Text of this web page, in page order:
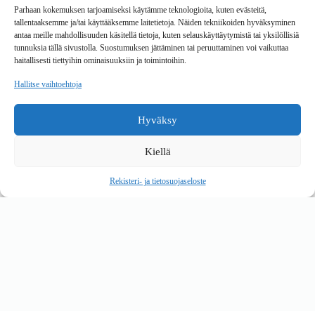
Parhaan kokemuksen tarjoamiseksi käytämme teknologioita, kuten evästeitä,
tallentaaksemme ja/tai käyttääksemme laitetietoja. Näiden tekniikoiden hyväksyminen
antaa meille mahdollisuuden käsitellä tietoja, kuten selauskäyttäytymistä tai yksilöllisiä
tunnuksia tällä sivustolla. Suostumuksen jättäminen tai peruuttaminen voi vaikuttaa
haitallisesti tiettyihin ominaisuuksiin ja toimintoihin.
Hallitse vaihtoehtoja
Hyväksy
Kiellä
Rekisteri- ja tietosuojaseloste
Toimitustavat
Maksutavat
Vaihto ja palautus
Reklamaatiot
Copyright © 2026 Kalustepaikka